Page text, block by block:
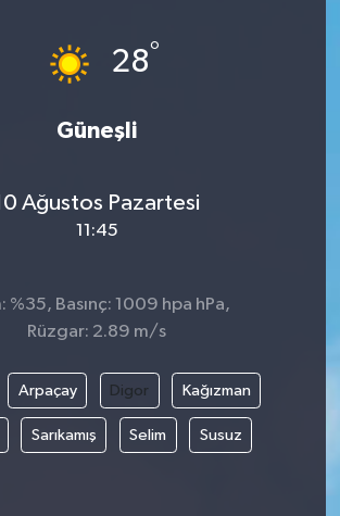
28°
Güneşli
Ağustos Pazartesi
11:45
%35, Basınç: 1009 hpa hPa,
Rüzgar: 2.89 m/s
Arpaçay Digor Kağızman
Sarıkamış Selim Susuz